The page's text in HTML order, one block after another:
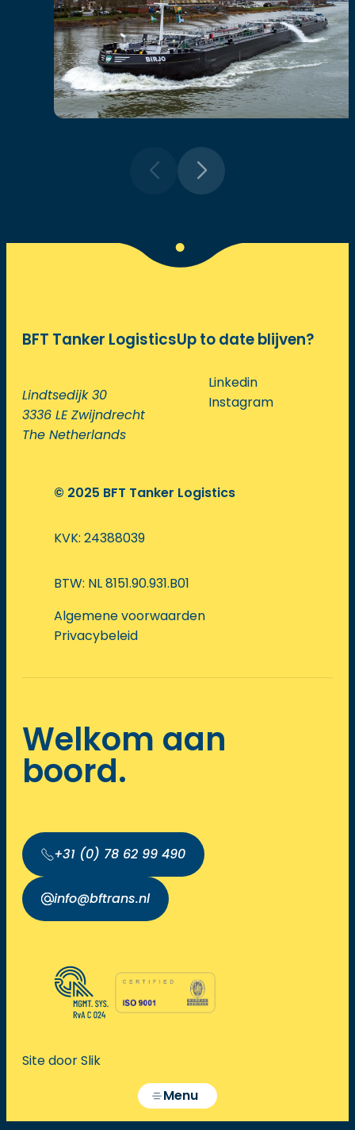
Menu
Welkom aan
boord.
+31 (0) 78 62 99 490
info@bftrans.nl
BFT Tanker Logistics
Lindtsedijk 30
3336 LE Zwijndrecht
The Netherlands
Up to date blijven?
Linkedin
Instagram
© 2025 BFT Tanker Logistics
KVK: 24388039
BTW: NL 8151.90.931.B01
Algemene voorwaarden
Privacybeleid
Site door Slik